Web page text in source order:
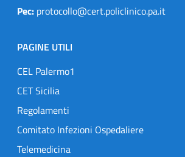
Pec: protocollo@cert.policlinico.pa.it
PAGINE UTILI
CEL Palermo1
CET Sicilia
Regolamenti
Comitato Infezioni Ospedaliere
Telemedicina